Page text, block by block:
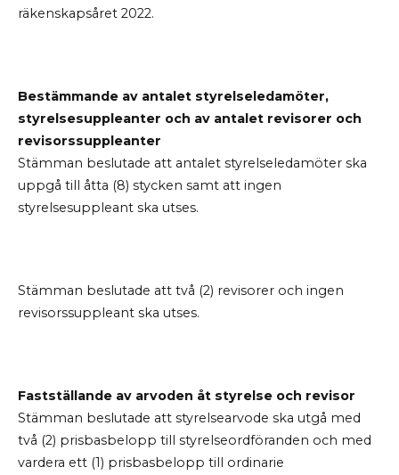
räkenskapsåret 2022.
Bestämmande av antalet styrelseledamöter,
styrelsesuppleanter och av antalet revisorer och
revisorssuppleanter
Stämman beslutade att antalet styrelseledamöter ska
uppgå till åtta (8) stycken samt att ingen
styrelsesuppleant ska utses.
Stämman beslutade att två (2) revisorer och ingen
revisorssuppleant ska utses.
Fastställande av arvoden åt styrelse och revisor
Stämman beslutade att styrelsearvode ska utgå med
två (2) prisbasbelopp till styrelseordföranden och med
vardera ett (1) prisbasbelopp till ordinarie